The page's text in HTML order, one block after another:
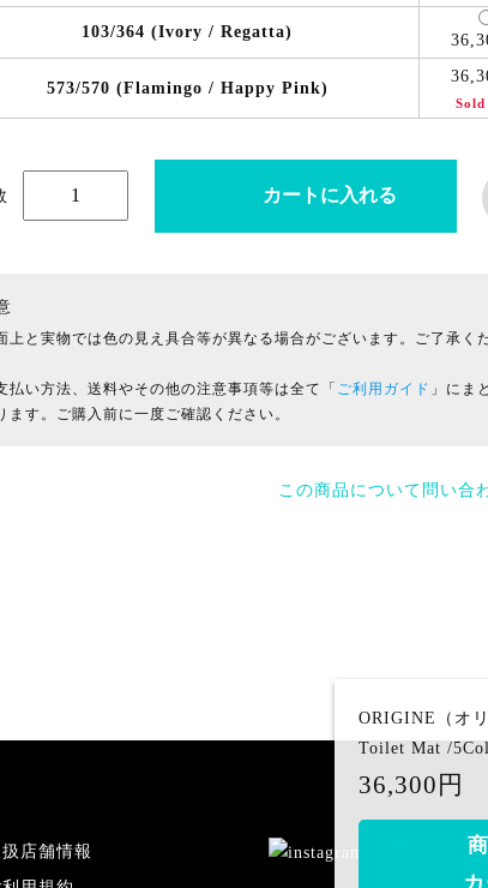
103/364 (Ivory / Regatta)
573/570 (Flamingo / Happy Pink)
上と実物では色の見え具合等が異なる場合がございます。ご了承く
払い方法、送料やその他の注意事項等は全て「 ご利用ガイド 」にま
ます。ご購入前に一度ご確認ください。
この商品について問い合
ORIGINE（オ
Toilet Mat /
36,300円
店舗情報